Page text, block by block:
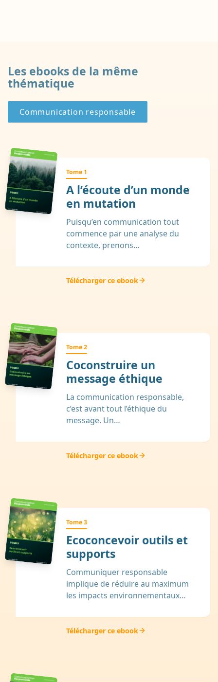
Les ebooks de la même
thématique
Communication responsable
Tome 1
A l’écoute d’un monde
en mutation
Puisqu’en communication tout
commence par une analyse du
contexte, prenons…
Télécharger ce ebook
Tome 2
Coconstruire un
message éthique
La communication responsable,
c’est avant tout l’éthique du
message. Un…
Télécharger ce ebook
Tome 3
Ecoconcevoir outils et
supports
Communiquer responsable
implique de réduire au maximum
les impacts environnementaux…
Télécharger ce ebook